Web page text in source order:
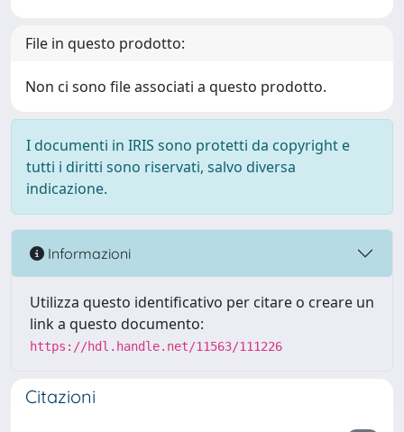
File in questo prodotto:
Non ci sono file associati a questo prodotto.
I documenti in IRIS sono protetti da copyright e
tutti i diritti sono riservati, salvo diversa
indicazione.
Informazioni
Utilizza questo identificativo per citare o creare un
link a questo documento:
https://hdl.handle.net/11563/111226
Citazioni